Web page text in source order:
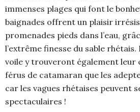
immenses plages qui font le
baignades offrent un plaisir
promenades pieds dans l’eau,
l’extrême finesse du sable
voile y trouveront également leur
férus de catamaran que les
car les vagues rhétaises peuvent
spectaculaires !